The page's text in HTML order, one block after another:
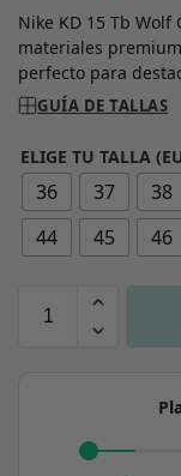
Nike KD 15 Tb
materiales
perfecto para
GUÍA DE TALLAS
ELIGE TU TALLA
36 37 38
44
45 46